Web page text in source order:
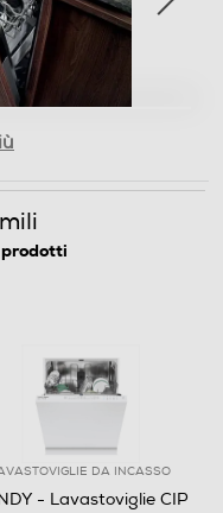
- Motore Inverter -
DA INCASSO
- Lavastoviglie CIP